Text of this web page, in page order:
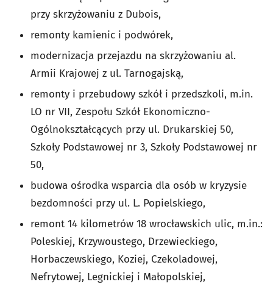
przy skrzyżowaniu z Dubois,
remonty kamienic i podwórek,
modernizacja przejazdu na skrzyżowaniu al.
Armii Krajowej z ul. Tarnogajską,
remonty i przebudowy szkół i przedszkoli, m.in.
LO nr VII, Zespołu Szkół Ekonomiczno-
Ogólnokształcących przy ul. Drukarskiej 50,
Szkoły Podstawowej nr 3, Szkoły Podstawowej nr
50,
budowa ośrodka wsparcia dla osób w kryzysie
bezdomności przy ul. L. Popielskiego,
remont 14 kilometrów 18 wrocławskich ulic, m.in.:
Poleskiej, Krzywoustego, Drzewieckiego,
Horbaczewskiego, Koziej, Czekoladowej,
Nefrytowej, Legnickiej i Małopolskiej,